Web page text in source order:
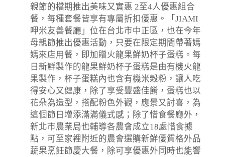
親節的檔期推出美味又實惠 2至4人優惠組合
餐，每種套餐皆享有專屬折扣優惠。「JIAMI
呷米友善餐廳」位在台北市中正區，也在今年
母親節推出優惠活動，只要在限定期間帶著媽
媽來店用餐，即加贈火龍果鮮奶杯子蛋糕。每
日新鮮製作的龍果鮮奶杯子蛋糕是由有機火龍
果製作，杯子蛋糕內也含有機米穀粉，讓人吃
得安心又健康，除了享受豐盛佳餚，蛋糕也以
花朵為造型，搭配粉色外觀，應景又討喜，為
這個節日增添滿滿儀式感；除了惜食餐廳外，
新北市農業局也輔導各農會成立18處惜食據
點，可至家裡附近的農會選購新鮮優質格外品
蔬果烹飪節慶大餐，除可享優惠外同時也能響